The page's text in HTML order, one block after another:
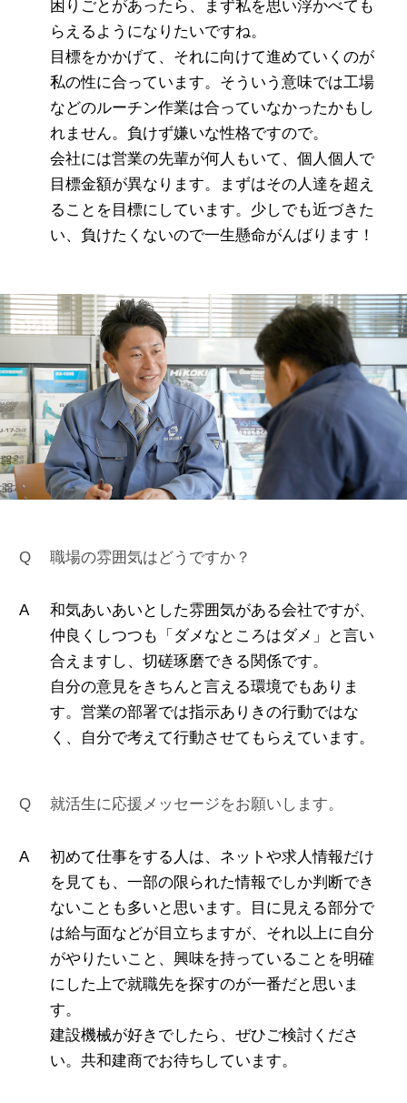
困りごとがあったら、まず私を思い浮かべても
らえるようになりたいですね。
目標をかかげて、それに向けて進めていくのが
私の性に合っています。そういう意味では工場
などのルーチン作業は合っていなかったかもし
れません。負けず嫌いな性格ですので。
会社には営業の先輩が何人もいて、個人個人で
目標金額が異なります。まずはその人達を超え
ることを目標にしています。少しでも近づきた
い、負けたくないので一生懸命がんばります！
職場の雰囲気はどうですか？
和気あいあいとした雰囲気がある会社ですが、
仲良くしつつも「ダメなところはダメ」と言い
合えますし、切磋琢磨できる関係です。
自分の意見をきちんと言える環境でもありま
す。営業の部署では指示ありきの行動ではな
く、自分で考えて行動させてもらえています。
就活生に応援メッセージをお願いします。
初めて仕事をする人は、ネットや求人情報だけ
を見ても、一部の限られた情報でしか判断でき
ないことも多いと思います。目に見える部分で
は給与面などが目立ちますが、それ以上に自分
がやりたいこと、興味を持っていることを明確
にした上で就職先を探すのが一番だと思いま
す。
建設機械が好きでしたら、ぜひご検討くださ
い。共和建商でお待ちしています。